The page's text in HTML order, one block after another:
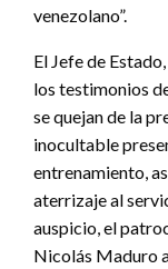
venezolano”.
El Jefe de
los testimonios
se quejan de la
inocultable
entrenamiento,
aterrizaje al
auspicio, el
Nicolás Maduro